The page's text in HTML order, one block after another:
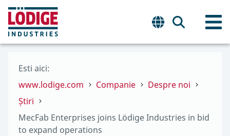
Esti aici:
www.lodige.com
Companie
Despre noi
Știri
MecFab Enterprises joins Lödige Industries in bid
to expand operations